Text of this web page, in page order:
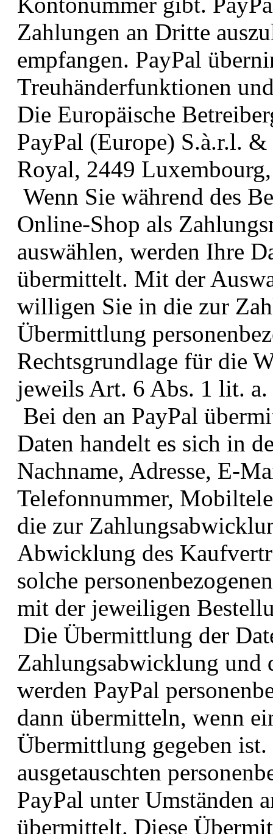
Zahlungen an Dritte
empfangen. PayPal
Treuhänderfunktionen
Die Europäische
PayPal (Europe) S.à.r.l.
Royal, 2449
Wenn Sie während des
Online-Shop als
auswählen, werden Ihre
übermittelt. Mit der
willigen Sie in die zur
Übermittlung
Rechtsgrundlage für die
jeweils Art. 6 Abs. 1 lit.
Bei den an PayPal
Daten handelt es sich in
Nachname, Adresse, E-
Telefonnummer,
die zur
Abwicklung des
solche
mit der jeweiligen
Die Übermittlung der
Zahlungsabwicklung und
werden PayPal
dann übermitteln, wenn
Übermittlung gegeben
ausgetauschten
PayPal unter Umständen
übermittelt. Diese